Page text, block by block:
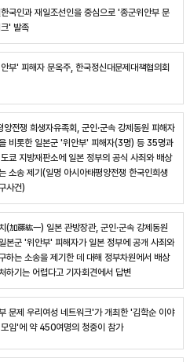
국인과 재일조선인을 중심으로 '종군위안부 문
' 발족
부' 피해자 문옥주, 한국정신대문제대책협의회
양전쟁 희생자유족회, 군인·군속 강제동원 피해자
비롯한 일본군 '위안부' 피해자(3명) 등 35명과
쿄 지방재판소에 일본 정부의 공식 사죄와 배상
소송 제기(일명 아시아태평양전쟁 한국인희생
사건)
(加藤紘一) 일본 관방장관, 군인·군속 강제동원
본군 '위안부' 피해자가 일본 정부에 공개 사죄와
하는 소송을 제기한 데 대해 정부차원에서 배상
하기는 어렵다고 기자회견에서 답변
문제 우리여성 네트워크'가 개최한 '김학순 이야
임'에 약 450여명의 청중이 참가